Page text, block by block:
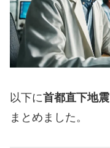
以下に首都直下地震
まとめました。